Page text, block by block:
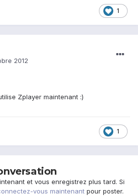
1
2012
Zplayer maintenant :)
1
et vous enregistrez plus tard. Si
vous maintenant pour poster.